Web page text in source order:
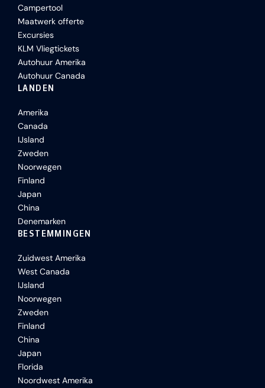
Campertool
Maatwerk offerte
Excursies
KLM Vliegtickets
Autohuur Amerika
Autohuur Canada
LANDEN
Amerika
Canada
IJsland
Zweden
Noorwegen
Finland
Japan
China
Denemarken
BESTEMMINGEN
Zuidwest Amerika
West Canada
IJsland
Noorwegen
Zweden
Finland
China
Japan
Florida
Noordwest Amerika